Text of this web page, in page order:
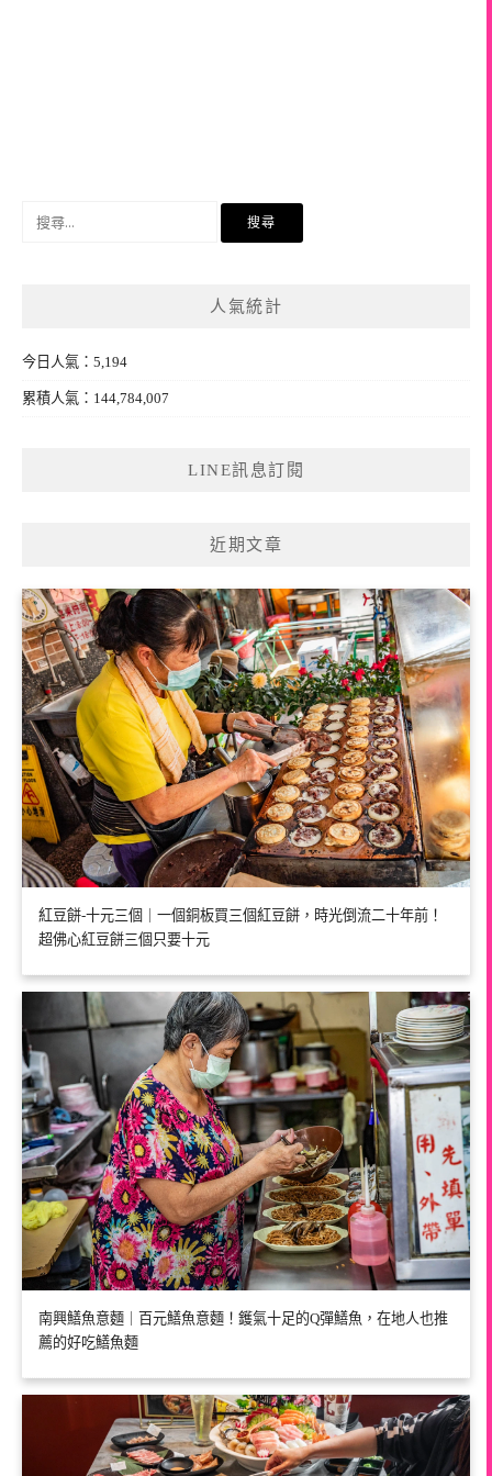
人氣統計
今日人氣：5,194
累積人氣：144,784,007
LINE訊息訂閱
近期文章
紅豆餅-十元三個｜一個銅板買三個紅豆餅，時光倒流二十年前！
超佛心紅豆餅三個只要十元
南興鱔魚意麵｜百元鱔魚意麵！鑊氣十足的Q彈鱔魚，在地人也推
薦的好吃鱔魚麵